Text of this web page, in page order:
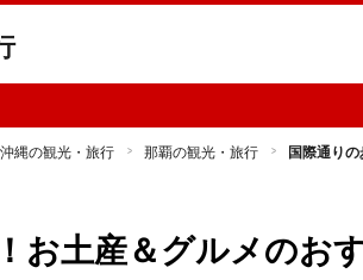
沖縄の観光・旅行 那覇の観光・旅行 国際通り
お土産＆グルメのお